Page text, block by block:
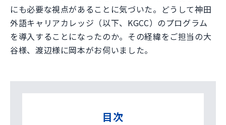
にも必要な視点があることに気づいた。どうして神田
外語キャリアカレッジ（以下、KGCC）のプログラム
を導入することになったのか。その経緯をご担当の大
谷様、渡辺様に岡本がお伺いました。
目次